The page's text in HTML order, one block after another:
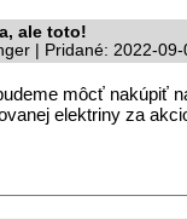
ale toto!
| Pridané: 2022-
môcť nakúpiť
elektriny za